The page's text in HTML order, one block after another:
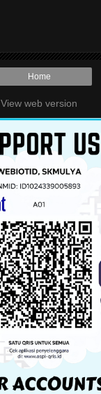
Home
View web version